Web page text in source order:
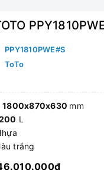
PPY1810PWE#S
ToTo
1800x870x630 mm
L
trắng